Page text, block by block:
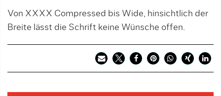
Von XXXX Compressed bis Wide, hinsichtlich der
Breite lässt die Schrift keine Wünsche offen.